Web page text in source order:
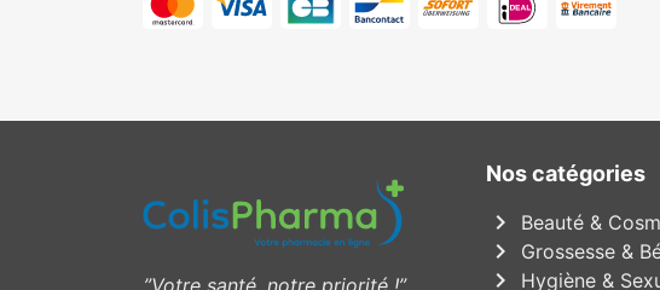
”Votre santé, notre priorité !”
Nos catégories
chevron_right Beauté &
chevron_right Grossesse &
chevron_right Hygiène &